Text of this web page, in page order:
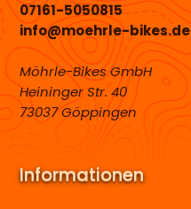
07161-5050815
info@moehrle-bikes.de
Möhrle-Bikes GmbH
Heininger Str. 40
73037 Göppingen
Informationen